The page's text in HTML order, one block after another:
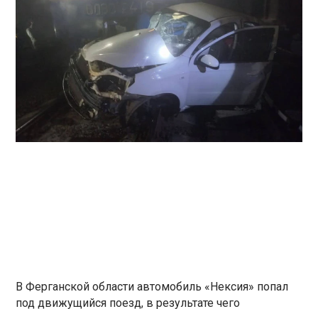
В Ферганской области автомобиль «Нексия» попал
под движущийся поезд, в результате чего